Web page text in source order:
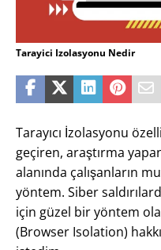
Tarayici Izolasyonu Nedir
Tarayıcı İzolasyonu
geçiren, araştırma
alanında çalışanların
yöntem. Siber
için güzel bir yöntem
(Browser Isolation)